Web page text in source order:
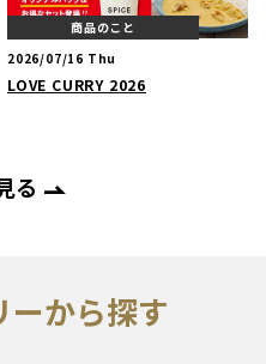
商品のこと
2026/07/16 Thu
LOVE CURRY 2026
る
ーから探す